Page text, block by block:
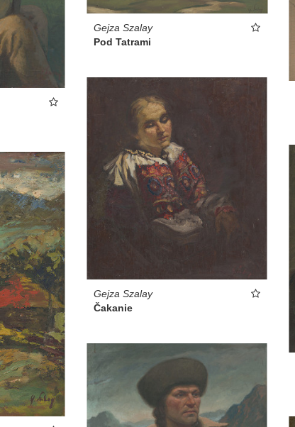
Gejza Szalay
Pod Tatrami
Gejza Szalay
Čakanie